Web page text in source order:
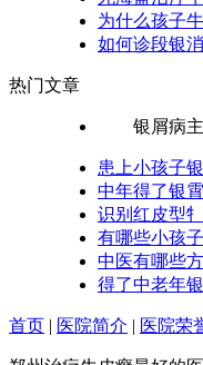
为什么孩子
如何诊段银
热门文章
银屑病主
患上小孩子
中年得了银
识别红皮型
有哪些小孩
中医有哪些
得了中老年
首页 | 医院简介 | 医院荣